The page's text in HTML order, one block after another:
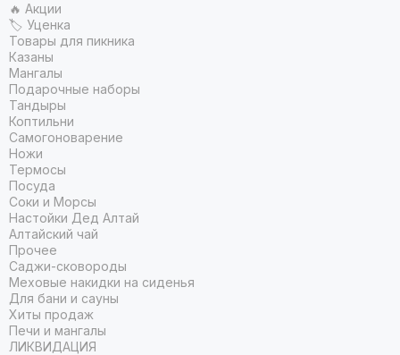
🔥 Акции
🏷 Уценка
Товары для пикника
Казаны
Мангалы
Подарочные наборы
Тандыры
Коптильни
Самогоноварение
Ножи
Термосы
Посуда
Соки и Морсы
Настойки Дед Алтай
Алтайский чай
Прочее
Саджи-сковороды
Меховые накидки на сиденья
Для бани и сауны
Хиты продаж
Печи и мангалы
ЛИКВИДАЦИЯ